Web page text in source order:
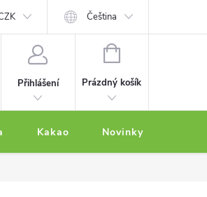
Čeština
Přihlášení
NÁKUPNÍ
Prázdný košík
Kakao Novinky